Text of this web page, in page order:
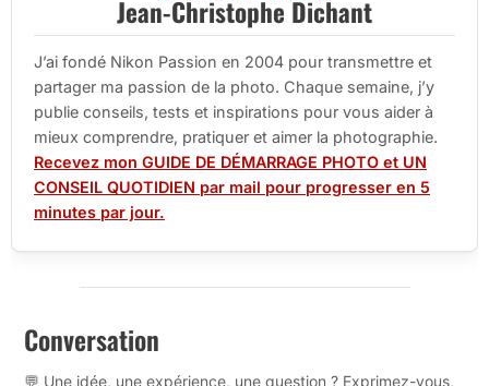
Jean-Christophe Dichant
J’ai fondé Nikon Passion en 2004 pour transmettre et
partager ma passion de la photo. Chaque semaine, j’y
publie conseils, tests et inspirations pour vous aider à
mieux comprendre, pratiquer et aimer la photographie.
Recevez mon GUIDE DE DÉMARRAGE PHOTO et UN
CONSEIL QUOTIDIEN par mail pour progresser en 5
minutes par jour.
Conversation
💬 Une idée, une expérience, une question ? Exprimez-vous,